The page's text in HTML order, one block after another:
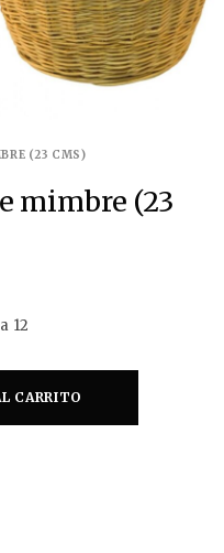
(23 CMS)
mimbre (23
12
CARRITO